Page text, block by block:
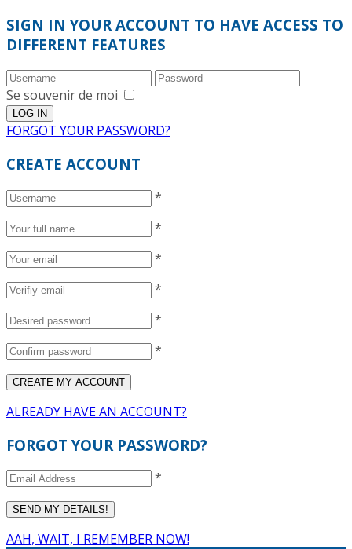
SIGN IN YOUR ACCOUNT TO HAVE ACCESS TO
DIFFERENT FEATURES
Se souvenir de moi
FORGOT YOUR PASSWORD?
CREATE ACCOUNT
*
*
*
*
*
*
ALREADY HAVE AN ACCOUNT?
FORGOT YOUR PASSWORD?
*
AAH, WAIT, I REMEMBER NOW!